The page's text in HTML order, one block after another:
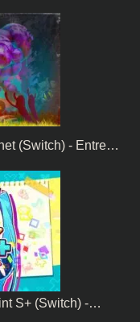
(Switch) - Entre…
S+ (Switch) -…